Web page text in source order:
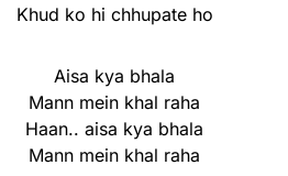
Khud ko hi chhupate ho
Aisa kya bhala
Mann mein khal raha
Haan.. aisa kya bhala
Mann mein khal raha